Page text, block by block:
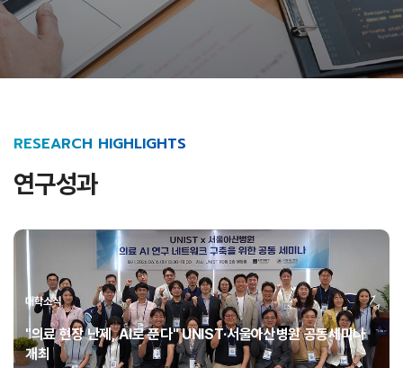
RESEARCH HIGHLIGHTS
연구성과
대학소식
"의료 현장 난제, AI로 푼다" UNIST·서울아산병원 공동세미나
개최